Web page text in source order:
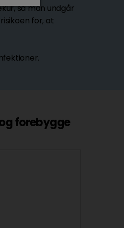
så man undgår
for, at
forebygge